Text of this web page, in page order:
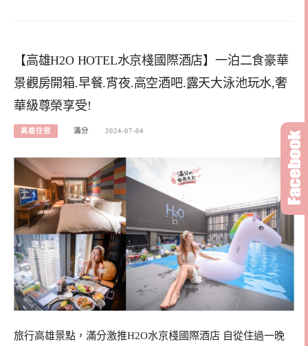
【高雄H2O HOTEL水京棧國際酒店】一泊二食豪華
景觀房開箱.早餐.宵夜.高空酒吧.露天大泳池玩水,奢
華級尊榮享受!
高雄住宿 滿分 2024-07-04
旅行高雄景點，滿分激推H2O水京棧國際酒店 自從住過一晚